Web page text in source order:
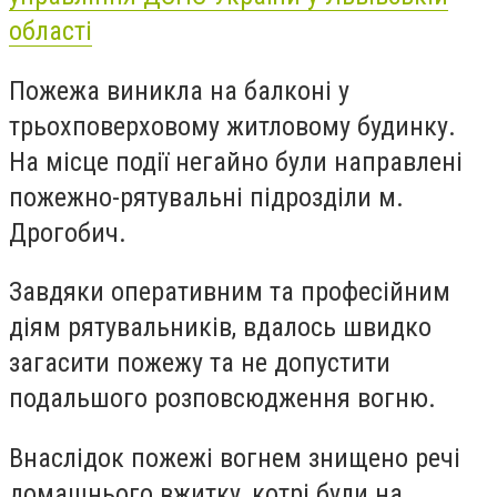
області
Пожежа виникла на балконі у
трьохповерховому житловому будинку.
На місце події негайно були направлені
пожежно-рятувальні підрозділи м.
Дрогобич.
Завдяки оперативним та професійним
діям рятувальників, вдалось швидко
загасити пожежу та не допустити
подальшого розповсюдження вогню.
Внаслідок пожежі вогнем знищено речі